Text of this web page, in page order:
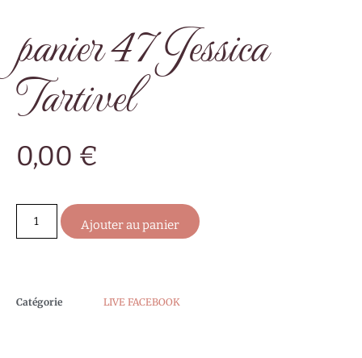
panier 47 Jessica
Tartivel
0,00 €
Ajouter au panier
Catégorie LIVE FACEBOOK